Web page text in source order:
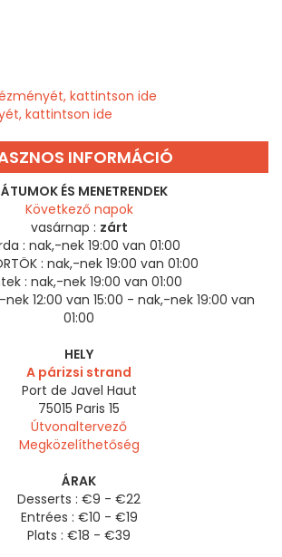
kattintson ide
kattintson ide
INFORMÁCIÓ
ÉS MENETRENDEK
Következő napok
vasárnap : zárt
: nak,-nek 19:00 van 01:00
: nak,-nek 19:00 van 01:00
: nak,-nek 19:00 van 01:00
nek 12:00 van 15:00 - nak,-nek 19:00 van
01:00
HELY
A párizsi strand
Port de Javel Haut
75015 Paris 15
Útvonaltervező
Megközelíthetőség
ÁRAK
Desserts : €9 - €22
Entrées : €10 - €19
Plats : €18 - €39